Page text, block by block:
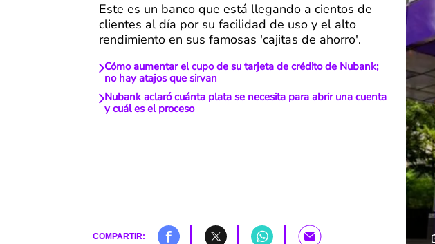
Este es un banco que está llegando a cientos de
clientes al día por su facilidad de uso y el alto
rendimiento en sus famosas 'cajitas de ahorro'.
Cómo aumentar el cupo de su tarjeta de crédito de Nubank;
no hay atajos que sirvan
Nubank aclaró cuánta plata se necesita para abrir una cuenta
y cuál es el proceso
COMPARTIR: